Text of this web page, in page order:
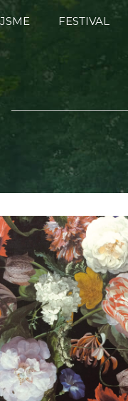
FESTIVAL
Office 365